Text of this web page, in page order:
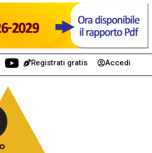
Registrati gratis Accedi